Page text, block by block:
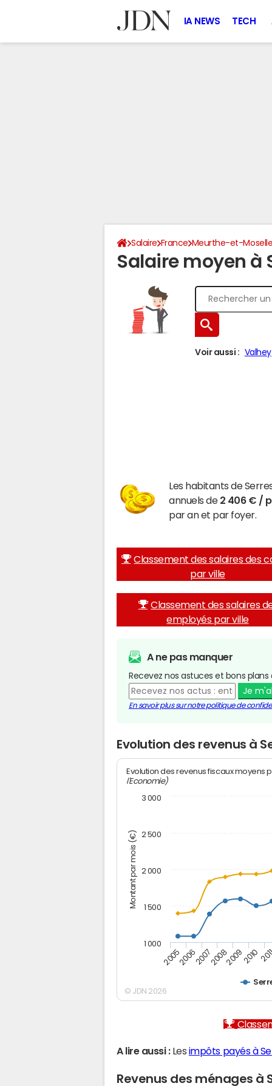
IA NEWS TECH
Salaire France Meurthe-et-Moselle
Salaire moyen à
Voir aussi : Valhey
Les habitants de
annuels de 2 406 € /
par an et par foyer.
Classement des salaires des
par ville
Classement des salaires
employés par ville
A ne pas manquer
Recevez nos astuces et bons
Je
En savoir plus sur notre politique de
Evolution des revenus à
Montant par mois (€)
Evolution des revenus fiscaux moyens
l'Economie)
200520062007200820092010
1 000
1 500
2 000
2 500
3 000
© JDN 2026
A lire aussi :Les impôts payés à
Revenus des ménages à